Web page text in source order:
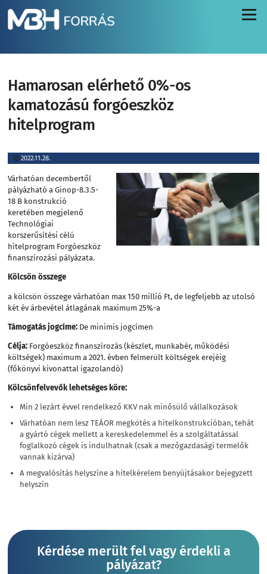
Menü
Hamarosan elérhető 0%-os
kamatozású forgóeszköz
hitelprogram
2022.11.28.
Várhatóan decembertől
pályázható a Ginop-8.3.5-
18 B konstrukció
keretében megjelenő
Technológiai
korszerűsítési célú
hitelprogram Forgóeszköz
finanszírozási pályázata.
Kölcsön összege
a kölcsön összege várhatóan max 150 millió Ft, de legfeljebb az utolsó
két év árbevétel átlagának maximum 25%-a
Támogatás jogcíme: De minimis jogcímen
Célja: Forgóeszköz finanszírozás (készlet, munkabér, működési
költségek) maximum a 2021. évben felmerült költségek erejéig
(főkönyvi kivonattal igazolandó)
Kölcsönfelvevők lehetséges köre:
Min 2 lezárt évvel rendelkező KKV nak minősülő vállalkozások
Várhatóan nem lesz TEÁOR megkötés a hitelkonstrukcióban, tehát
a gyártó cégek mellett a kereskedelemmel és a szolgáltatással
foglalkozó cégek is indulhatnak (csak a mezőgazdasági termelők
vannak kizárva)
A megvalósítás helyszíne a hitelkérelem benyújtásakor bejegyzett
helyszín
Kérdése merült fel vagy érdekli a
pályázat?